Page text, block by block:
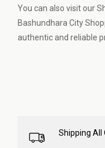
You can also visit our
Bashundhara City
authentic and reliable
Shipping All